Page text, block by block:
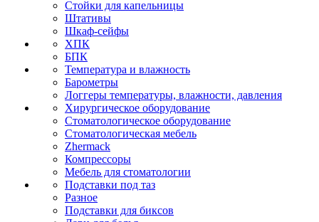
Стойки для капельницы
Штативы
Шкаф-сейфы
ХПК
БПК
Температура и влажность
Барометры
Логгеры температуры, влажности, давления
Хирургическое оборудование
Стоматологическое оборудование
Стоматологическая мебель
Zhermack
Компрессоры
Мебель для стоматологии
Подставки под таз
Разное
Подставки для биксов